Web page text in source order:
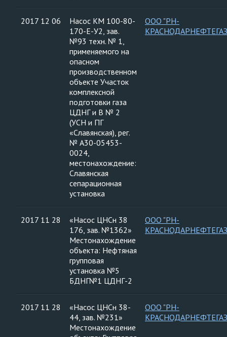
2017 12 06
Насос КМ 100-80-
170-Е-У2, зав.
№93 техн. № 1,
применяемого на
опасном
производственном
объекте Участок
комплексной
подготовки газа
ЦДНГ и В № 2
(УСН и ПГ
«Славянская), рег.
№ А30-05453-
0024,
местонахождение:
Славянская
сепарационная
установка
ООО "РН-
2017 11 28
«Насос ЦНСн 38
176, зав. №1362»
Местонахождение
объекта: Нефтяная
групповая
установка №5
БДНГ№1 ЦДНГ-2
ООО "РН-
2017 11 28
«Насос ЦНСн 38-
44, зав. №231»
Местонахождение
ООО "РН-